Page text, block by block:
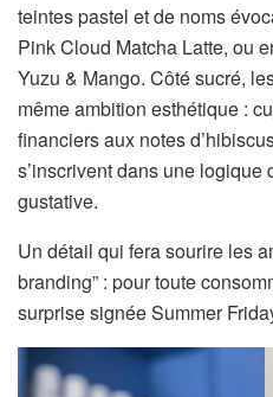
teintes pastel et de noms
Pink Cloud Matcha Latte, ou
Yuzu & Mango. Côté sucré,
même ambition esthétique :
financiers aux notes
s’inscrivent dans une
gustative.
Un détail qui fera sourire les
branding” : pour toute
surprise signée Summer